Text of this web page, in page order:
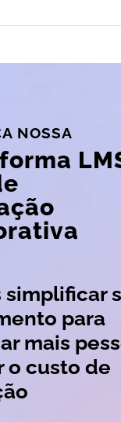
NOSSA
simplificar
para
mais
o custo de